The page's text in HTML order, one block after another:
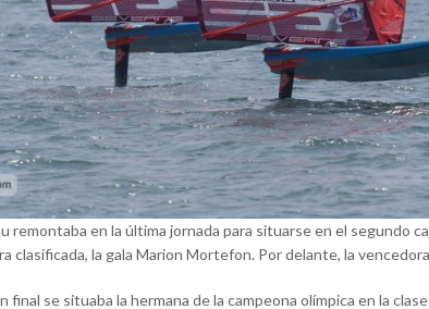
remontaba en la última jornada para situarse en el segundo
clasificada, la gala Marion Mortefon. Por delante, la
se situaba la hermana de la campeona olímpica en la